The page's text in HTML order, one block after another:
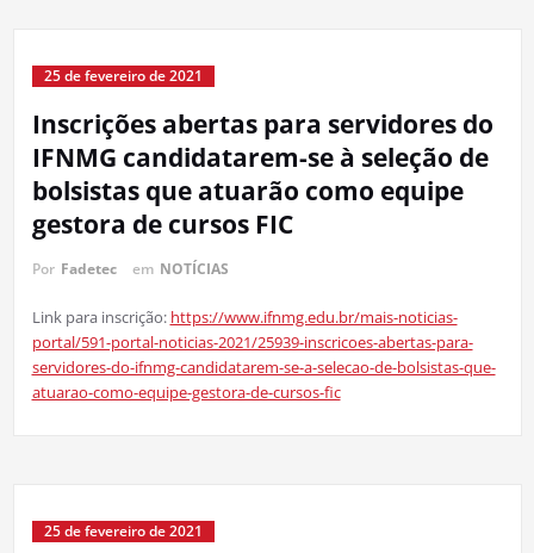
25 de fevereiro de 2021
Inscrições abertas para servidores do
IFNMG candidatarem-se à seleção de
bolsistas que atuarão como equipe
gestora de cursos FIC
Por Fadetec em NOTÍCIAS
Link para inscrição: https://www.ifnmg.edu.br/mais-noticias-
portal/591-portal-noticias-2021/25939-inscricoes-abertas-para-
servidores-do-ifnmg-candidatarem-se-a-selecao-de-bolsistas-que-
atuarao-como-equipe-gestora-de-cursos-fic
25 de fevereiro de 2021